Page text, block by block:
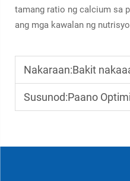
tamang ratio ng calcium sa
ang mga kawalan ng
Nakaraan:Bakit nakaaapekto ang pag-
Susunod:Paano Optimizein ang Pag-